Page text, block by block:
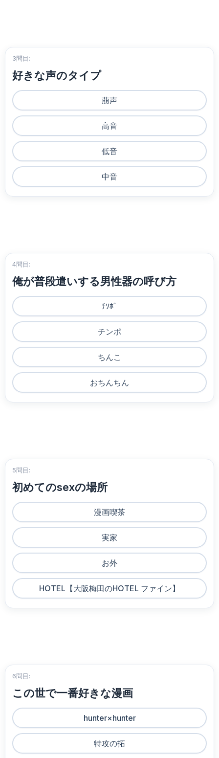
3問目:
好きな声のタイプ
萠声
高音
低音
中音
4問目:
俺が普段遣いする男性器の呼び方
ﾁｿﾎﾟ
チンポ
ちんこ
おちんちん
5問目:
初めてのsexの場所
漫画喫茶
実家
お外
HOTEL【大阪梅田のHOTEL ファイン】
6問目:
この世で一番好きな漫画
hunter×hunter
特攻の拓